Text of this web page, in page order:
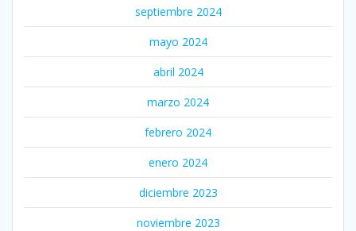
septiembre 2024
mayo 2024
abril 2024
marzo 2024
febrero 2024
enero 2024
diciembre 2023
noviembre 2023